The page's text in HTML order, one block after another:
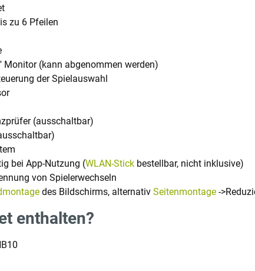
zu 6 Pfeilen
Monitor (kann abgenommen werden)
der Spielauswahl
(ausschaltbar)
bei App-Nutzung (WLAN-Stick bestellbar, nicht inklusive)
von Spielerwechseln
des Bildschirms, alternativ Seitenmontage -
enthalten?